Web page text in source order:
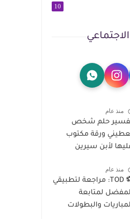
10
منذ عام
حلم شخص
ورقة مكتوب
لأبن سيرين
منذ عام
⚽ TOD: مراجعة لتطبيقي
لمتابعة
والبطولات